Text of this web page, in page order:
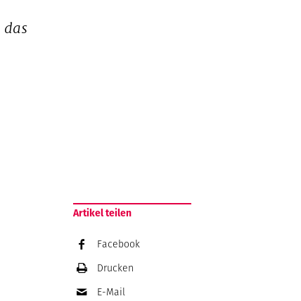
das
Artikel teilen
Facebook
Drucken
E-Mail